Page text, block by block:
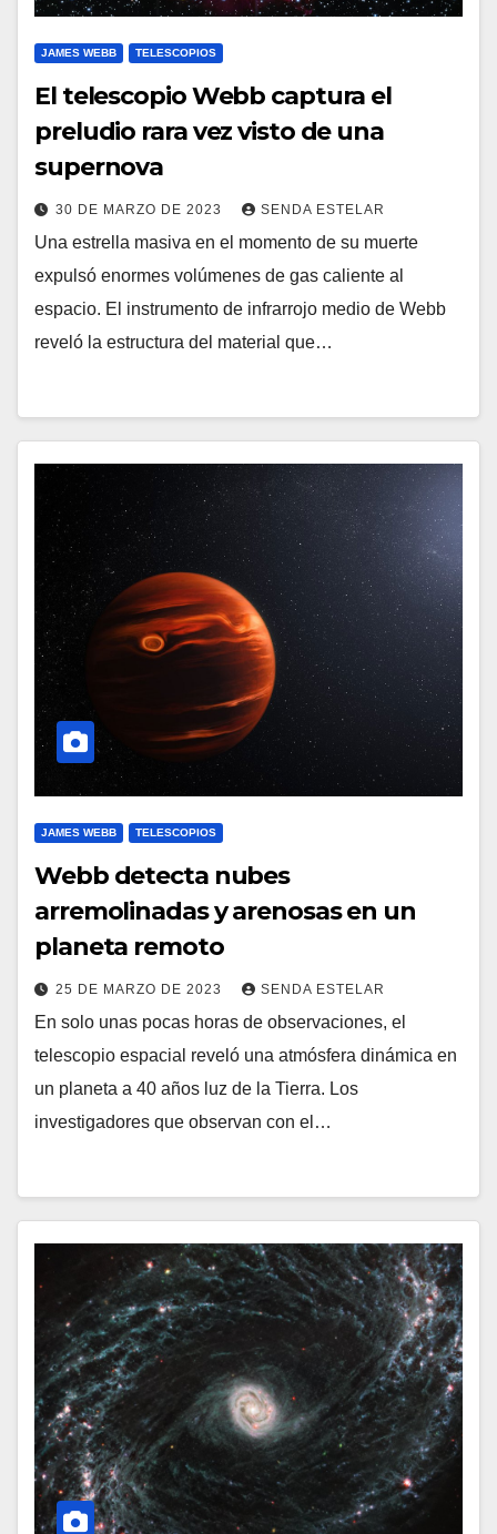
JAMES WEBB TELESCOPIOS
El telescopio Webb captura el
preludio rara vez visto de una
supernova
30 DE MARZO DE 2023 SENDA ESTELAR
Una estrella masiva en el momento de su muerte
expulsó enormes volúmenes de gas caliente al
espacio. El instrumento de infrarrojo medio de Webb
reveló la estructura del material que…
JAMES WEBB TELESCOPIOS
Webb detecta nubes
arremolinadas y arenosas en un
planeta remoto
25 DE MARZO DE 2023 SENDA ESTELAR
En solo unas pocas horas de observaciones, el
telescopio espacial reveló una atmósfera dinámica en
un planeta a 40 años luz de la Tierra. Los
investigadores que observan con el…